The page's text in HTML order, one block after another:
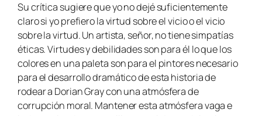
Su crítica sugiere que yo no dejé suficientemente
claro si yo prefiero la virtud sobre el vicio o el vicio
sobre la virtud. Un artista, señor, no tiene simpatías
éticas. Virtudes y debilidades son para él lo que los
colores en una paleta son para el pintores necesario
para el desarrollo dramático de esta historia de
rodear a Dorian Gray con una atmósfera de
corrupción moral. Mantener esta atmósfera vaga e